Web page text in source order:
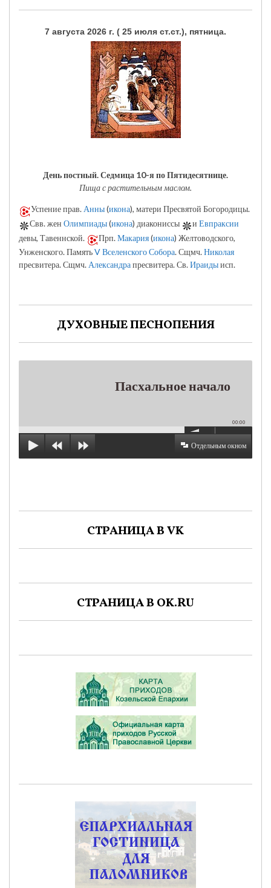
7 августа 2026 г. ( 25 июля ст.ст.), пятница.
День постный.Седмица 10-я по Пятидесятнице.
Пища с растительным маслом.
Успение прав. Анны(икона), матери Пресвятой Богородицы.
Свв. жен Олимпиады(икона) диакониссы и Евпраксии
девы, Тавеннской.
Прп.Макария(икона) Желтоводского,
Унженского. ПамятьV Вселенского Собора. Сщмч.Николая
пресвитера. Сщмч.Александрапресвитера. Св.Ираидыисп.
ДУХОВНЫЕ ПЕСНОПЕНИЯ
Пасхальное начало
00:00
Отдельным окном
СТРАНИЦА В VK
СТРАНИЦА В OK.RU